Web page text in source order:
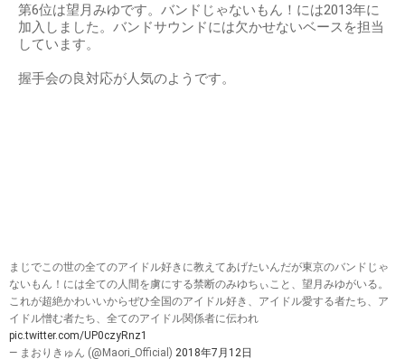
第6位は望月みゆです。バンドじゃないもん！には2013年に
加入しました。バンドサウンドには欠かせないベースを担当
しています。
握手会の良対応が人気のようです。
まじでこの世の全てのアイドル好きに教えてあげたいんだが東京のバンドじゃ
ないもん！には全ての人間を虜にする禁断のみゆちぃこと、望月みゆがいる。
これが超絶かわいいからぜひ全国のアイドル好き、アイドル愛する者たち、ア
イドル憎む者たち、全てのアイドル関係者に伝われ
pic.twitter.com/UP0czyRnz1
— まおりきゅん (@Maori_Official) 2018年7月12日